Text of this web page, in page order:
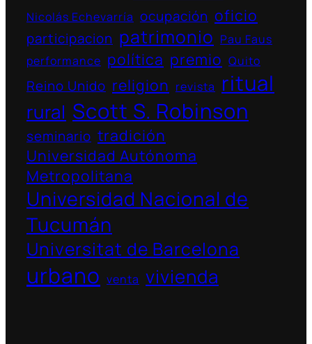
Nicolás Echevarría ocupación oficio
participacion patrimonio Pau Faus
performance política premio Quito
Reino Unido religion revista ritual
rural Scott S. Robinson
seminario tradición
Universidad Autónoma
Metropolitana
Universidad Nacional de
Tucumán
Universitat de Barcelona
urbano venta vivienda